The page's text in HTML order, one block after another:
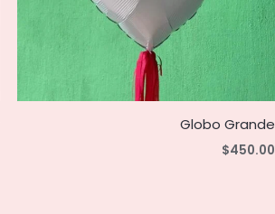
Globo Grande
$450.00